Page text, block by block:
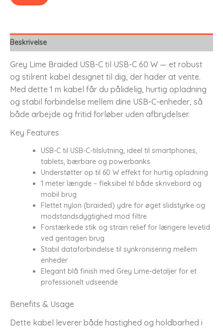
Beskrivelse
Grey Lime Braided USB-C til USB-C 60 W — et robust
og stilrent kabel designet til dig, der hader at vente.
Med dette 1 m kabel får du pålidelig, hurtig opladning
og stabil forbindelse mellem dine USB-C-enheder, så
både arbejde og fritid forløber uden afbrydelser.
Key Features
USB-C til USB-C-tilslutning, ideel til smartphones,
tablets, bærbare og powerbanks
Understøtter op til 60 W effekt for hurtig opladning
1 meter længde – fleksibel til både skrivebord og
mobil brug
Flettet nylon (braided) ydre for øget slidstyrke og
modstandsdygtighed mod filtre
Forstærkede stik og strain relief for længere levetid
ved gentagen brug
Stabil dataforbindelse til synkronisering mellem
enheder
Elegant blå finish med Grey Lime-detaljer for et
professionelt udseende
Benefits & Usage
Dette kabel leverer både hastighed og holdbarhed i